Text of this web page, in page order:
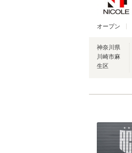
オープン
神奈川県
川崎市麻
生区